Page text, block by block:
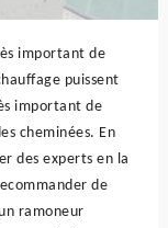
important de
puissent
important de
cheminées. En
des experts en la
de
ramoneur